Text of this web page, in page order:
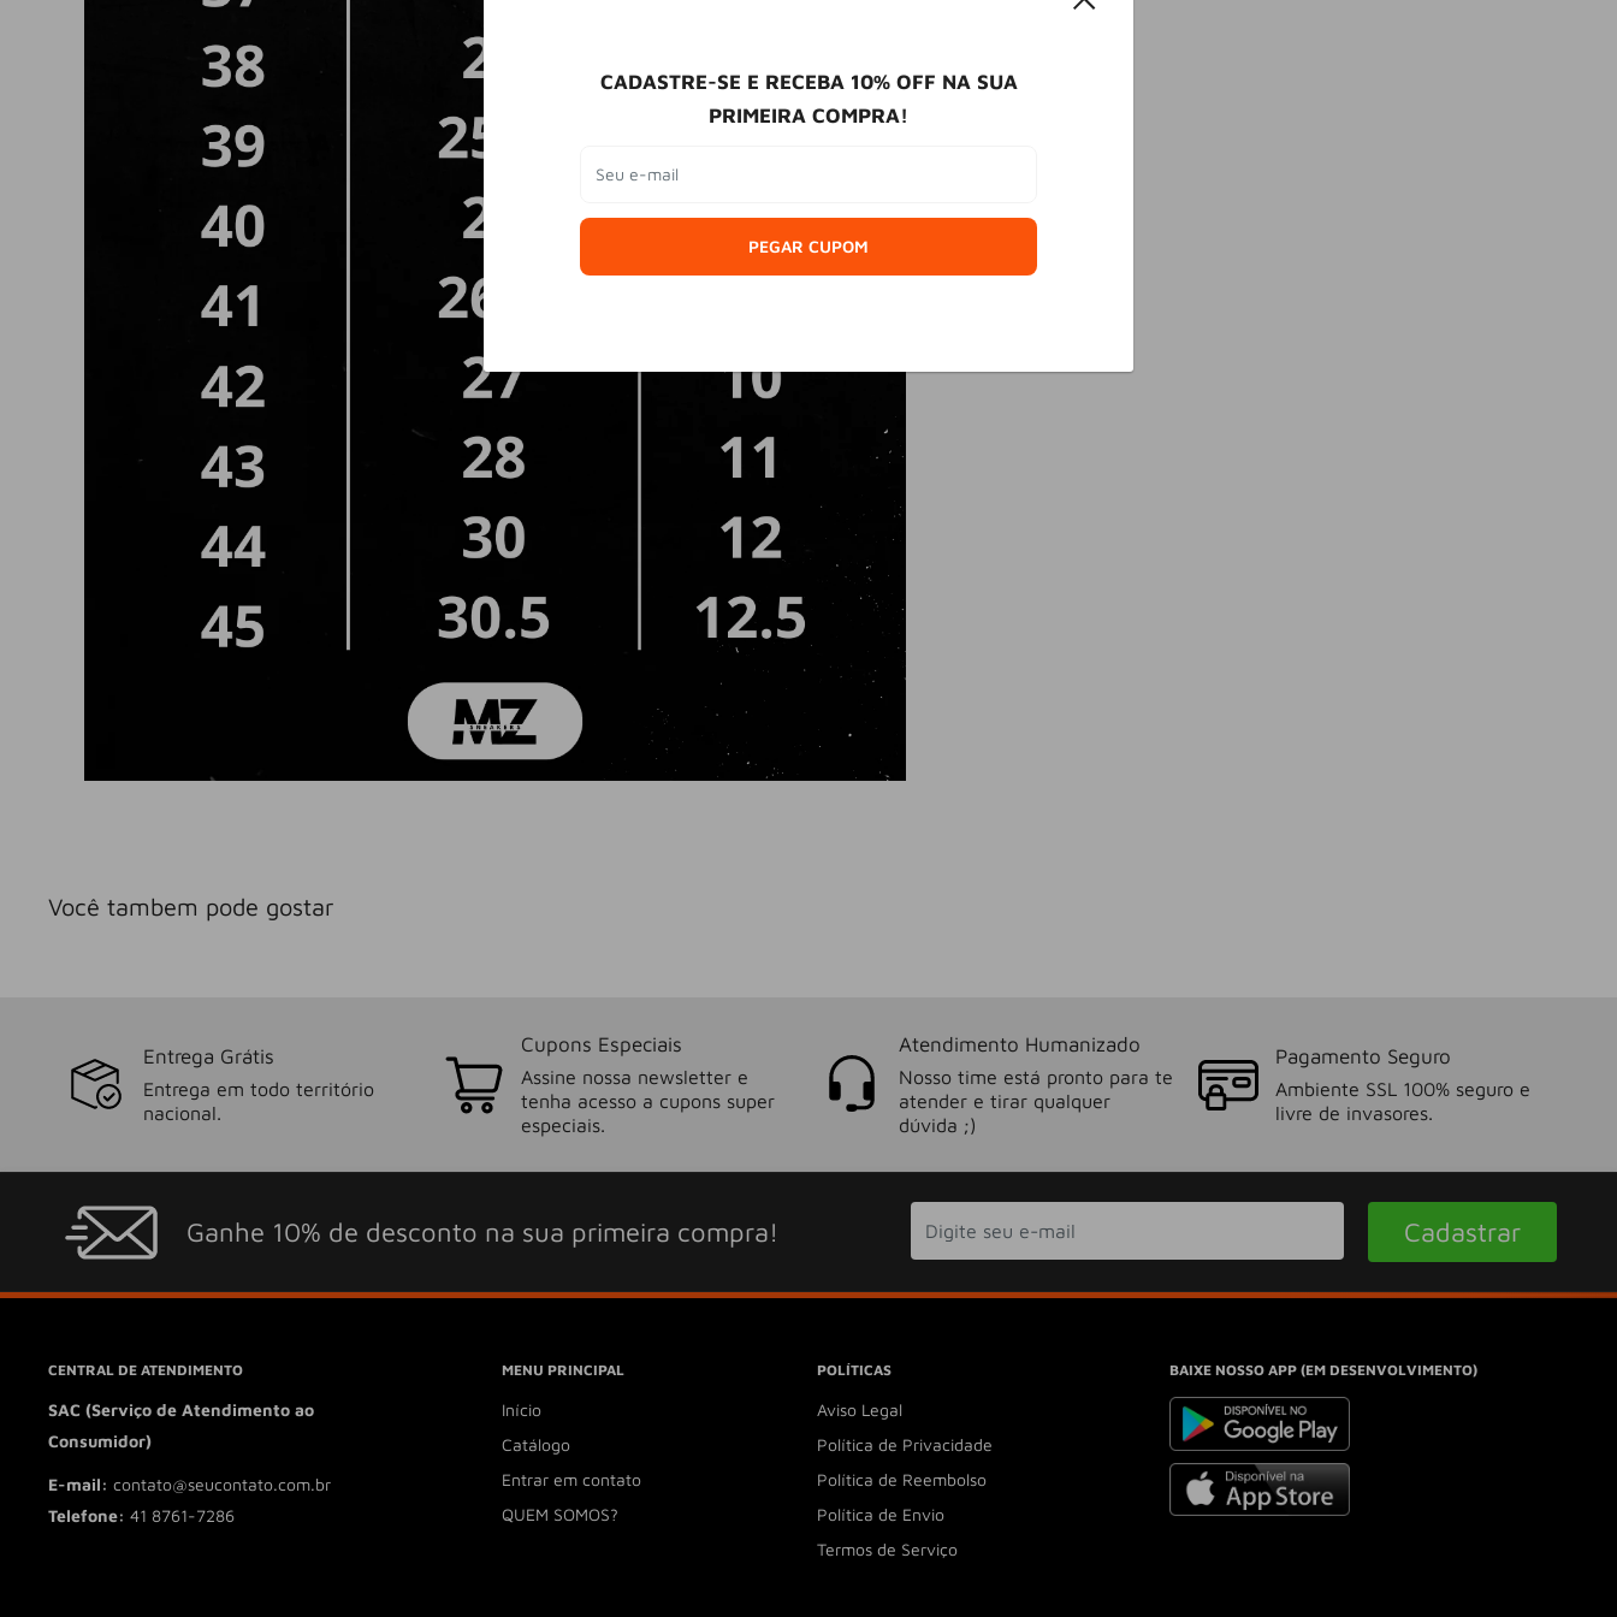
CADASTRE-SE E RECEBA 10% OFF NA SUA
PRIMEIRA COMPRA!
Seu e-mail
PEGAR CUPOM
Você tambem pode gostar
Entrega Grátis
Entrega em todo território
nacional.
Cupons Especiais
Assine nossa newsletter e
tenha acesso a cupons super
especiais.
Atendimento Humanizado
Nosso time está pronto para te
atender e tirar qualquer
dúvida ;)
Pagamento Seguro
Ambiente SSL 100% seguro e
livre de invasores.
Ganhe 10% de desconto na sua primeira compra! Cadastrar
CENTRAL DE ATENDIMENTO
SAC (Serviço de Atendimento ao
Consumidor)
E-mail: contato@seucontato.com.br
Telefone: 41 8761-7286
MENU PRINCIPAL
Início
Catálogo
Entrar em contato
QUEM SOMOS?
POLÍTICAS
Aviso Legal
Política de Privacidade
Política de Reembolso
Política de Envio
Termos de Serviço
BAIXE NOSSO APP (EM DESENVOLVIMENTO)